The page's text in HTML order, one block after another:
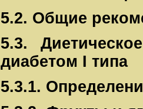
5.2. Общие
5.3.
диабетом I типа
5.3.1.